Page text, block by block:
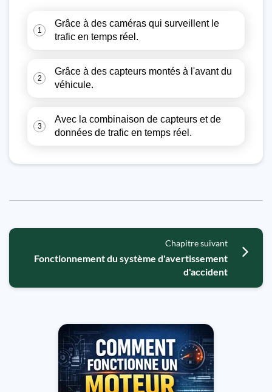
1
Grâce à des caméras qui surveillent le
trafic en temps réel.
2
Grâce à des capteurs montés à l'avant du
véhicule.
3
Avec la combinaison de capteurs et de
données de trafic en temps réel.
Chapitre suivant
Fonctionnement du système d'avertissement
d'accident